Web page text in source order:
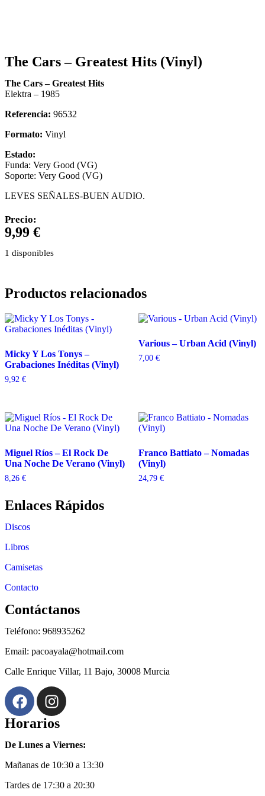
The Cars – Greatest Hits (Vinyl)
The Cars – Greatest Hits
Elektra – 1985
Referencia: 96532
Formato: Vinyl
Estado:
Funda: Very Good (VG)
Soporte: Very Good (VG)
LEVES SEÑALES-BUEN AUDIO.
Precio:
9,99 €
1 disponibles
Productos relacionados
Micky Y Los Tonys –
Grabaciones Inéditas (Vinyl)
9,92 €
Various – Urban Acid (Vinyl)
7,00 €
Miguel Ríos – El Rock De
Una Noche De Verano (Vinyl)
8,26 €
Franco Battiato – Nomadas
(Vinyl)
24,79 €
Enlaces Rápidos
Discos
Libros
Camisetas
Contacto
Contáctanos
Teléfono: 968935262
Email: pacoayala@hotmail.com
Calle Enrique Villar, 11 Bajo, 30008 Murcia
Horarios
De Lunes a Viernes:
Mañanas de 10:30 a 13:30
Tardes de 17:30 a 20:30